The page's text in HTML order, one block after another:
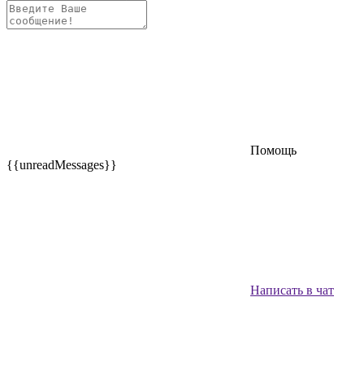
Помощь
{{unreadMessages}}
Написать в чат